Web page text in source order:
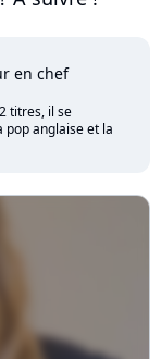
en chef
titres, il se
anglaise et la